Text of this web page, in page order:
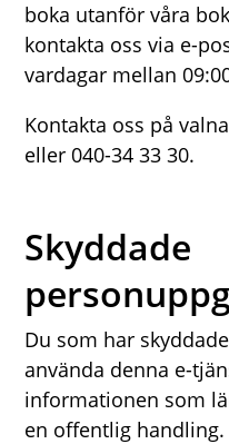
boka utanför våra
kontakta oss via e-
vardagar mellan
Kontakta oss på
eller 040-34 33 30.
Skyddade
Du som har
använda denna e-
informationen som
en offentlig